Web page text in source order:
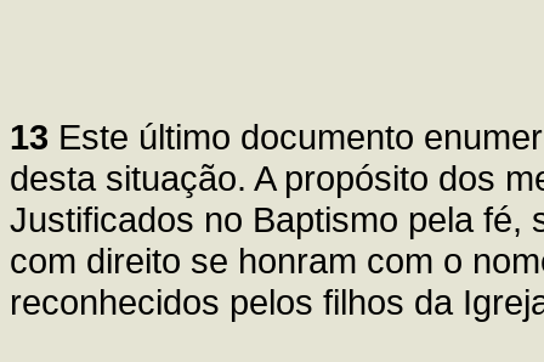
13 Este último documento
desta situação. A propósito dos
Justificados no Baptismo pela fé,
com direito se honram com o
reconhecidos pelos filhos da